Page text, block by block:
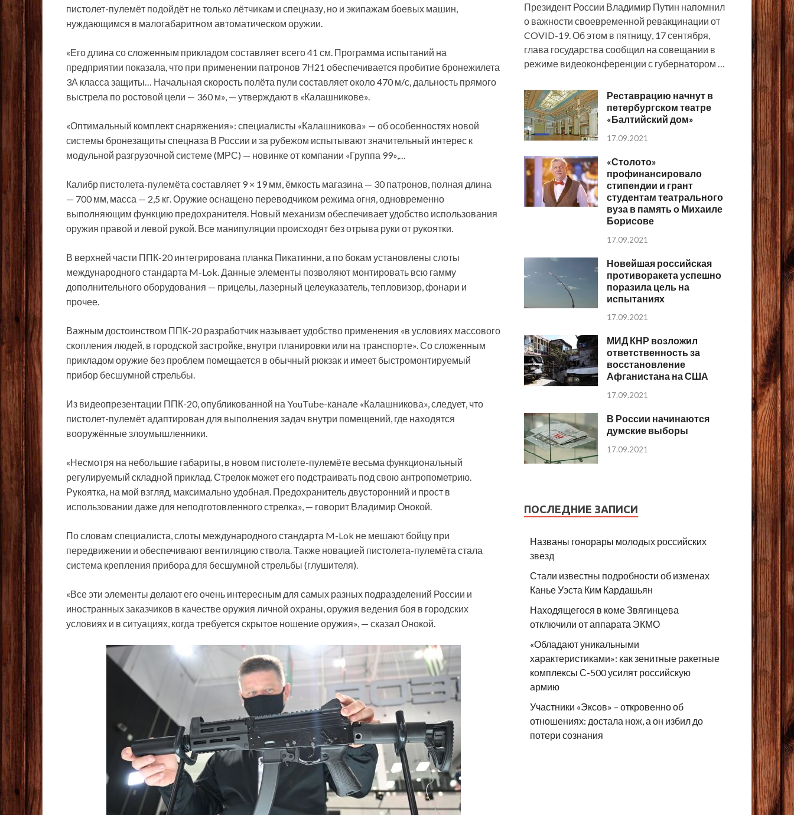
пистолет-пулемёт подойдёт не только лётчикам и спецназу, но и экипажам боевых машин,
нуждающимся в малогабаритном автоматическом оружии.
«Его длина со сложенным прикладом составляет всего 41 см. Программа испытаний на
предприятии показала, что при применении патронов 7Н21 обеспечивается пробитие бронежилета
3А класса защиты… Начальная скорость полёта пули составляет около 470 м/с, дальность прямого
выстрела по ростовой цели — 360 м», — утверждают в «Калашникове».
«Оптимальный комплект снаряжения»: специалисты «Калашникова» — об особенностях новой
системы бронезащиты спецназа В России и за рубежом испытывают значительный интерес к
модульной разгрузочной системе (МРС) — новинке от компании «Группа 99»,…
Калибр пистолета-пулемёта составляет 9 × 19 мм, ёмкость магазина — 30 патронов, полная длина
— 700 мм, масса — 2,5 кг. Оружие оснащено переводчиком режима огня, одновременно
выполняющим функцию предохранителя. Новый механизм обеспечивает удобство использования
оружия правой и левой рукой. Все манипуляции происходят без отрыва руки от рукоятки.
В верхней части ППК-20 интегрирована планка Пикатинни, а по бокам установлены слоты
международного стандарта M-Lok. Данные элементы позволяют монтировать всю гамму
дополнительного оборудования — прицелы, лазерный целеуказатель, тепловизор, фонари и
прочее.
Важным достоинством ППК-20 разработчик называет удобство применения «в условиях массового
скопления людей, в городской застройке, внутри планировки или на транспорте». Со сложенным
прикладом оружие без проблем помещается в обычный рюкзак и имеет быстромонтируемый
прибор бесшумной стрельбы.
Из видеопрезентации ППК-20, опубликованной на YouTube-канале «Калашникова», следует, что
пистолет-пулемёт адаптирован для выполнения задач внутри помещений, где находятся
вооружённые злоумышленники.
«Несмотря на небольшие габариты, в новом пистолете-пулемёте весьма функциональный
регулируемый складной приклад. Стрелок может его подстраивать под свою антропометрию.
Рукоятка, на мой взгляд, максимально удобная. Предохранитель двусторонний и прост в
использовании даже для неподготовленного стрелка», — говорит Владимир Онокой.
По словам специалиста, слоты международного стандарта M-Lok не мешают бойцу при
передвижении и обеспечивают вентиляцию ствола. Также новацией пистолета-пулемёта стала
система крепления прибора для бесшумной стрельбы (глушителя).
«Все эти элементы делают его очень интересным для самых разных подразделений России и
иностранных заказчиков в качестве оружия личной охраны, оружия ведения боя в городских
условиях и в ситуациях, когда требуется скрытое ношение оружия», — сказал Онокой.
Президент России Владимир Путин напомнил
о важности своевременной ревакцинации от
COVID-19. Об этом в пятницу, 17 сентября,
глава государства сообщил на совещании в
режиме видеоконференции с губернатором …
Реставрацию начнут в
петербургском театре
«Балтийский дом»
17.09.2021
«Столото»
профинансировало
стипендии и грант
студентам театрального
вуза в память о Михаиле
Борисове
17.09.2021
Новейшая российская
противоракета успешно
поразила цель на
испытаниях
17.09.2021
МИД КНР возложил
ответственность за
восстановление
Афганистана на США
17.09.2021
В России начинаются
думские выборы
17.09.2021
ПОСЛЕДНИЕ ЗАПИСИ
Названы гонорары молодых российских
звезд
Стали известны подробности об изменах
Канье Уэста Ким Кардашьян
Находящегося в коме Звягинцева
отключили от аппарата ЭКМО
«Обладают уникальными
характеристиками»: как зенитные ракетные
комплексы С-500 усилят российскую
армию
Участники «Эксов» – откровенно об
отношениях: достала нож, а он избил до
потери сознания